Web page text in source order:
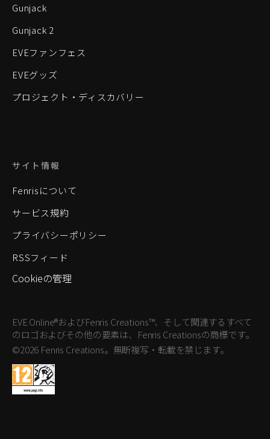
Gunjack
Gunjack 2
EVEファンフェス
EVEグッズ
プロジェクト・ディスカバリー
サイト情報
Fenrisについて
サービス規約
プライバシーポリシー
RSSフィード
Cookieの管理
EVE Online®およびFenris Creations™、そして関連するすべて
のロゴおよびその他の要素は、Fenris Creationsの商標です。
©2026 Fenris Creations。無断複写・転載を禁じます。